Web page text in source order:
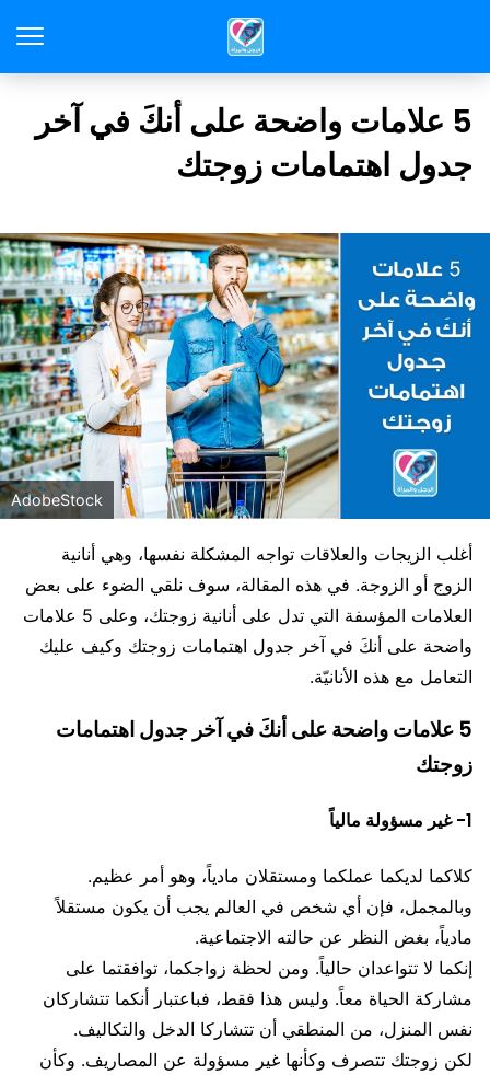
5 علامات واضحة على أنكَ في آخر
جدول اهتمامات زوجتك
AdobeStock
أغلب الزيجات والعلاقات تواجه المشكلة نفسها، وهي أنانية
الزوج أو الزوجة. في هذه المقالة، سوف نلقي الضوء على بعض
العلامات المؤسفة التي تدل على أنانية زوجتك، وعلى 5 علامات
واضحة على أنكَ في آخر جدول اهتمامات زوجتك وكيف عليك
التعامل مع هذه الأنانيّة.
5 علامات واضحة على أنكَ في آخر جدول اهتمامات
زوجتك
1- غير مسؤولة مالياً
كلاكما لديكما عملكما ومستقلان مادياً، وهو أمر عظيم.
وبالمجمل، فإن أي شخص في العالم يجب أن يكون مستقلاً
مادياً، بغض النظر عن حالته الاجتماعية.
إنكما لا تتواعدان حالياً. ومن لحظة زواجكما، توافقتما على
مشاركة الحياة معاً. وليس هذا فقط، فباعتبار أنكما تتشاركان
نفس المنزل، من المنطقي أن تتشاركا الدخل والتكاليف.
لكن زوجتك تتصرف وكأنها غير مسؤولة عن المصاريف. وكأن